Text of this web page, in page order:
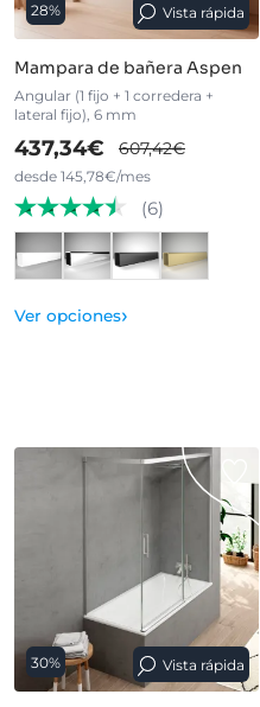
28% Vista rápida
Mampara de bañera Aspen
Angular (1 fijo + 1 corredera +
lateral fijo), 6 mm
437,34€ 607,42€
desde 145,78€/mes
(6)
Ver opciones›
30% Vista rápida